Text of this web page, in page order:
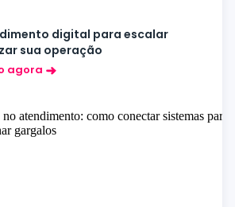
digital para escalar
sua operação
agora